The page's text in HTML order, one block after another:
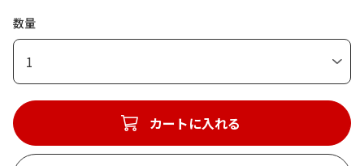
数量
1
カートに入れる